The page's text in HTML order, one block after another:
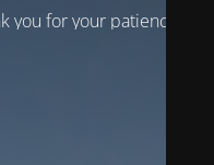
you for your patience!